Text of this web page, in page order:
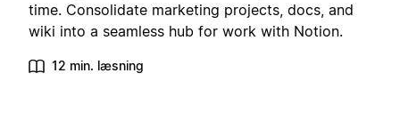
time. Consolidate marketing projects, docs, and
wiki into a seamless hub for work with Notion.
12 min. læsning